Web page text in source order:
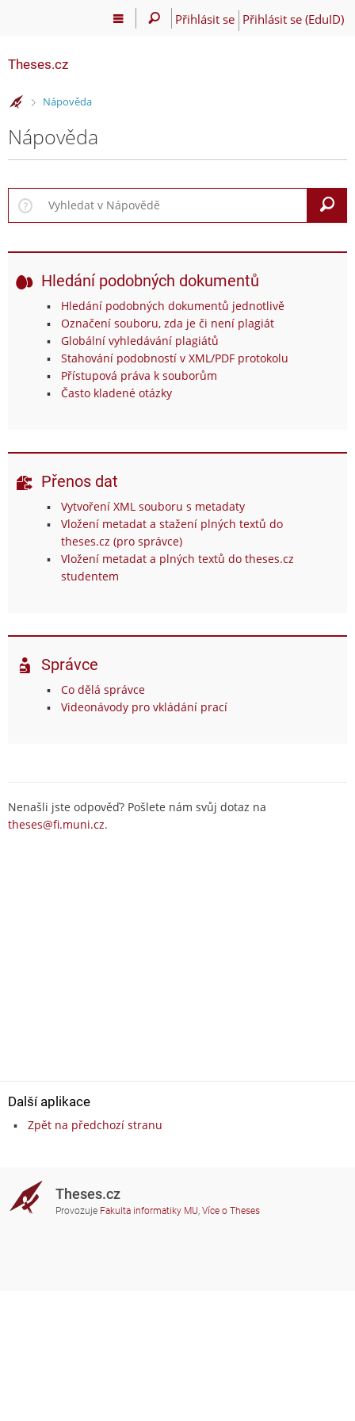
Přihlásit se Přihlásit se (EduID)
Theses.cz
>Nápověda
Nápověda
Hledání podobných dokumentů
Hledání podobných dokumentů jednotlivě
Označení souboru, zda je či není plagiát
Globální vyhledávání plagiátů
Stahování podobností v XML/PDF protokolu
Přístupová práva k souborům
Často kladené otázky
Přenos dat
Vytvoření XML souboru s metadaty
Vložení metadat a stažení plných textů do
theses.cz (pro správce)
Vložení metadat a plných textů do theses.cz
studentem
Správce
Co dělá správce
Videonávody pro vkládání prací
Nenašli jste odpověď? Pošlete nám svůj dotaz na
theses@fi.muni.cz.
Další aplikace
Zpět na předchozí stranu
Theses.cz
Provozuje Fakulta informatiky MU, Více o Theses